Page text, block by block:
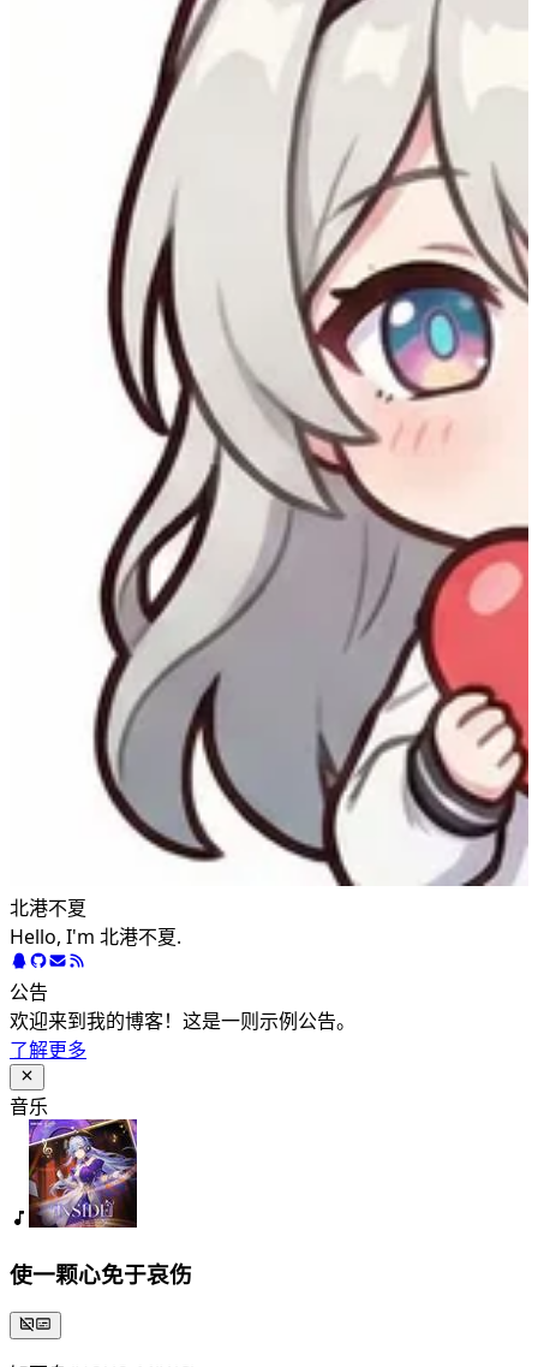
北港不夏
Hello, I'm 北港不夏.
公告
欢迎来到我的博客！这是一则示例公告。
了解更多
音乐
使一颗心免于哀伤